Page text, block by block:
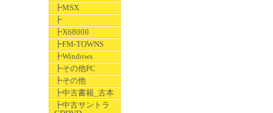
┣MSX
┣
┣X68000
┣FM-TOWNS
┣Windows
┣その他PC
┣その他
┣中古書籍_古本
┣中古サントラ